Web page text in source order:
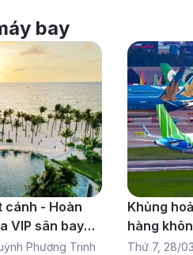
bay
cánh - Hoàn
VIP sân bay
Phương Trinh
Khủng
hàng
chuyến
Thứ 7, 28/